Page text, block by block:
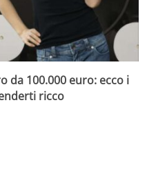
da 100.000 euro: ecco i
ricco